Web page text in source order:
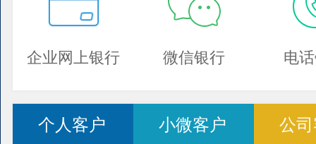
企业网上银行 微信银行 电
个人客户 小微客户 公